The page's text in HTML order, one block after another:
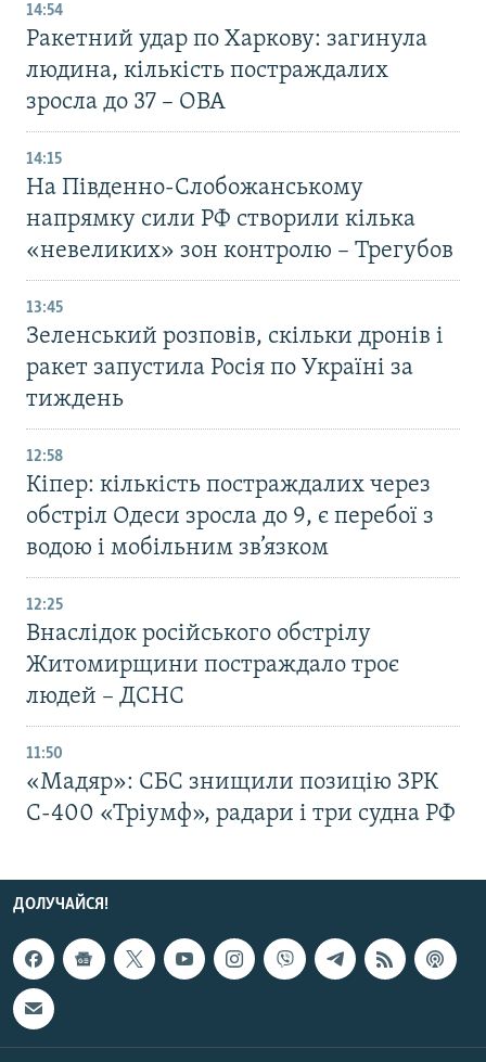
14:54
Ракетний удар по Харкову: загинула
людина, кількість постраждалих
зросла до 37 – ОВА
14:15
На Південно-Слобожанському
напрямку сили РФ створили кілька
«невеликих» зон контролю – Трегубов
13:45
Зеленський розповів, скільки дронів і
ракет запустила Росія по Україні за
тиждень
12:58
Кіпер: кількість постраждалих через
обстріл Одеси зросла до 9, є перебої з
водою і мобільним зв’язком
12:25
Внаслідок російського обстрілу
Житомирщини постраждало троє
людей – ДСНС
11:50
«Мадяр»: СБС знищили позицію ЗРК
С-400 «Тріумф», радари і три судна РФ
ДОЛУЧАЙСЯ!